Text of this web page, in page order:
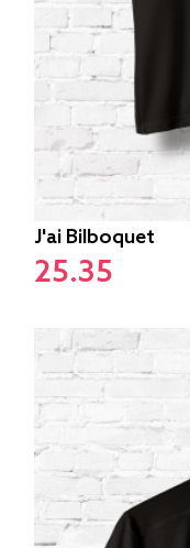
J'ai Bilboquet
25.35